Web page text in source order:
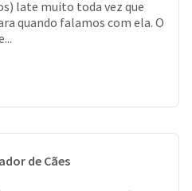
late muito toda vez que
quando falamos com ela. O
de Cães